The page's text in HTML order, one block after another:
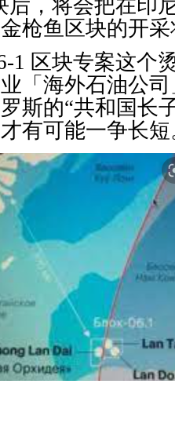
后，将会把在印
枪鱼区块的开
1 区块专案这个
「海外石油公
斯的“共和国长
有可能一争长短